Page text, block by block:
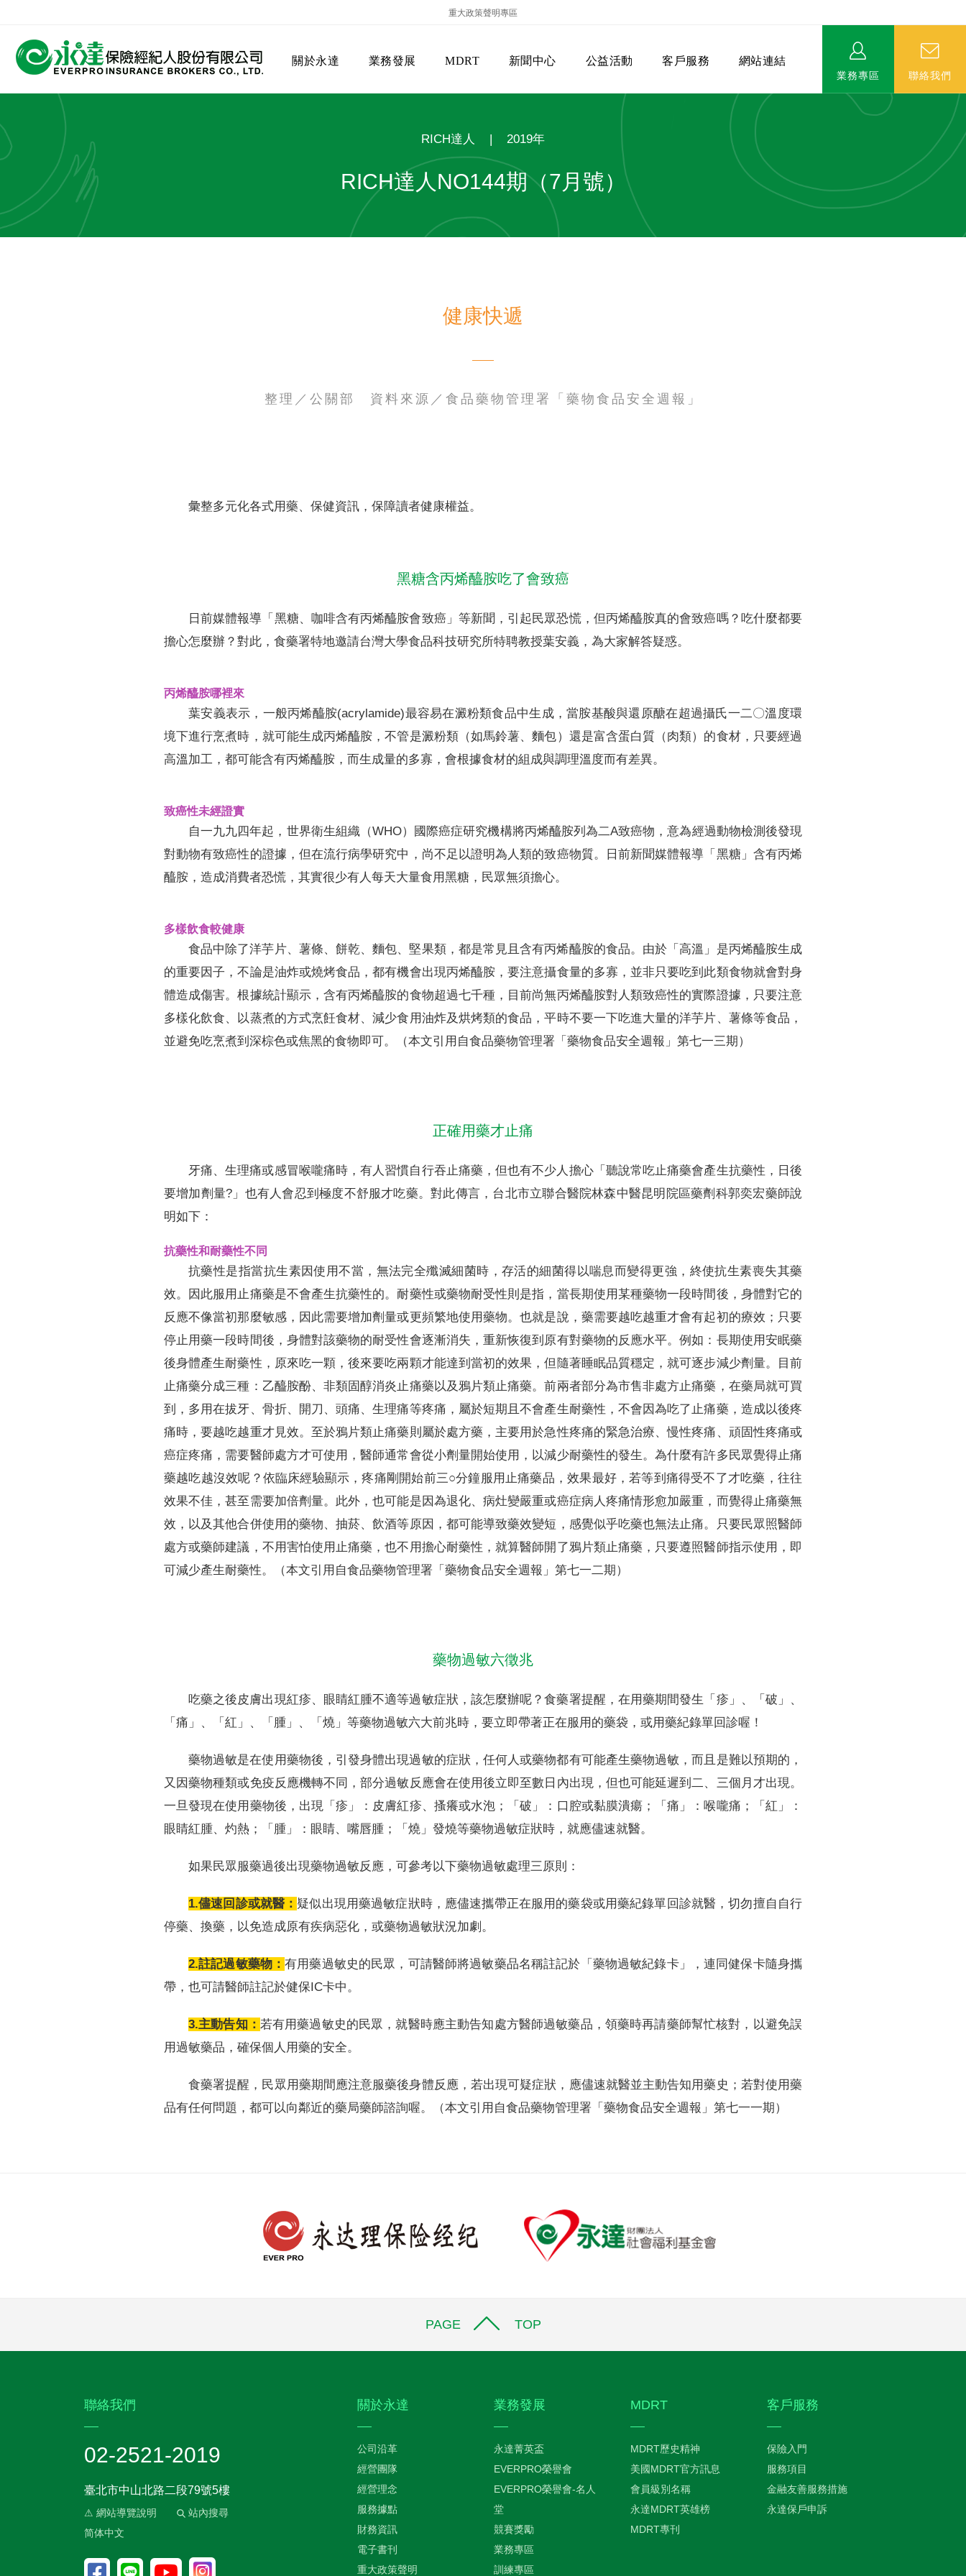
重大政策聲明專區
關於永達
電子書刊 重大政策聲明
業務發展
業務專區 訓練專區
MDRT 新聞中心 公益活動 客戶服務
永達保戶申訴
網站連結
業務專區 聯絡我們
RICH達人 | 2019年
RICH達人NO144期（7月號）
健康快遞
整理／公關部 資料來源／食品藥物管理署「藥物食品安全週報」
彙整多元化各式用藥、保健資訊，保障讀者健康權益。
黑糖含丙烯醯胺吃了會致癌
日前媒體報導「黑糖、咖啡含有丙烯醯胺會致癌」等新聞，引起民眾恐慌，但丙烯醯胺真的會致癌嗎？吃什麼都要
擔心怎麼辦？對此，食藥署特地邀請台灣大學食品科技研究所特聘教授葉安義，為大家解答疑惑。
丙烯醯胺哪裡來
葉安義表示，一般丙烯醯胺(acrylamide)最容易在澱粉類食品中生成，當胺基酸與還原醣在超過攝氏一二〇溫度環
境下進行烹煮時，就可能生成丙烯醯胺，不管是澱粉類（如馬鈴薯、麵包）還是富含蛋白質（肉類）的食材，只要經過
高溫加工，都可能含有丙烯醯胺，而生成量的多寡，會根據食材的組成與調理溫度而有差異。
致癌性未經證實
自一九九四年起，世界衛生組織（WHO）國際癌症研究機構將丙烯醯胺列為二A致癌物，意為經過動物檢測後發現
對動物有致癌性的證據，但在流行病學研究中，尚不足以證明為人類的致癌物質。日前新聞媒體報導「黑糖」含有丙烯
醯胺，造成消費者恐慌，其實很少有人每天大量食用黑糖，民眾無須擔心。
多樣飲食較健康
食品中除了洋芋片、薯條、餅乾、麵包、堅果類，都是常見且含有丙烯醯胺的食品。由於「高溫」是丙烯醯胺生成
的重要因子，不論是油炸或燒烤食品，都有機會出現丙烯醯胺，要注意攝食量的多寡，並非只要吃到此類食物就會對身
體造成傷害。根據統計顯示，含有丙烯醯胺的食物超過七千種，目前尚無丙烯醯胺對人類致癌性的實際證據，只要注意
多樣化飲食、以蒸煮的方式烹飪食材、減少食用油炸及烘烤類的食品，平時不要一下吃進大量的洋芋片、薯條等食品，
並避免吃烹煮到深棕色或焦黑的食物即可。（本文引用自食品藥物管理署「藥物食品安全週報」第七一三期）
正確用藥才止痛
牙痛、生理痛或感冒喉嚨痛時，有人習慣自行吞止痛藥，但也有不少人擔心「聽說常吃止痛藥會產生抗藥性，日後
要增加劑量?」也有人會忍到極度不舒服才吃藥。對此傳言，台北市立聯合醫院林森中醫昆明院區藥劑科郭奕宏藥師說
明如下：
抗藥性和耐藥性不同
抗藥性是指當抗生素因使用不當，無法完全殲滅細菌時，存活的細菌得以喘息而變得更強，終使抗生素喪失其藥
效。因此服用止痛藥是不會產生抗藥性的。耐藥性或藥物耐受性則是指，當長期使用某種藥物一段時間後，身體對它的
反應不像當初那麼敏感，因此需要增加劑量或更頻繁地使用藥物。也就是說，藥需要越吃越重才會有起初的療效；只要
停止用藥一段時間後，身體對該藥物的耐受性會逐漸消失，重新恢復到原有對藥物的反應水平。例如：長期使用安眠藥
後身體產生耐藥性，原來吃一顆，後來要吃兩顆才能達到當初的效果，但隨著睡眠品質穩定，就可逐步減少劑量。目前
止痛藥分成三種：乙醯胺酚、非類固醇消炎止痛藥以及鴉片類止痛藥。前兩者部分為市售非處方止痛藥，在藥局就可買
到，多用在拔牙、骨折、開刀、頭痛、生理痛等疼痛，屬於短期且不會產生耐藥性，不會因為吃了止痛藥，造成以後疼
痛時，要越吃越重才見效。至於鴉片類止痛藥則屬於處方藥，主要用於急性疼痛的緊急治療、慢性疼痛、頑固性疼痛或
癌症疼痛，需要醫師處方才可使用，醫師通常會從小劑量開始使用，以減少耐藥性的發生。為什麼有許多民眾覺得止痛
藥越吃越沒效呢？依臨床經驗顯示，疼痛剛開始前三○分鐘服用止痛藥品，效果最好，若等到痛得受不了才吃藥，往往
效果不佳，甚至需要加倍劑量。此外，也可能是因為退化、病灶變嚴重或癌症病人疼痛情形愈加嚴重，而覺得止痛藥無
效，以及其他合併使用的藥物、抽菸、飲酒等原因，都可能導致藥效變短，感覺似乎吃藥也無法止痛。只要民眾照醫師
處方或藥師建議，不用害怕使用止痛藥，也不用擔心耐藥性，就算醫師開了鴉片類止痛藥，只要遵照醫師指示使用，即
可減少產生耐藥性。（本文引用自食品藥物管理署「藥物食品安全週報」第七一二期）
藥物過敏六徵兆
吃藥之後皮膚出現紅疹、眼睛紅腫不適等過敏症狀，該怎麼辦呢？食藥署提醒，在用藥期間發生「疹」、「破」、
「痛」、「紅」、「腫」、「燒」等藥物過敏六大前兆時，要立即帶著正在服用的藥袋，或用藥紀錄單回診喔！
藥物過敏是在使用藥物後，引發身體出現過敏的症狀，任何人或藥物都有可能產生藥物過敏，而且是難以預期的，
又因藥物種類或免疫反應機轉不同，部分過敏反應會在使用後立即至數日內出現，但也可能延遲到二、三個月才出現。
一旦發現在使用藥物後，出現「疹」：皮膚紅疹、搔癢或水泡；「破」：口腔或黏膜潰瘍；「痛」：喉嚨痛；「紅」：
眼睛紅腫、灼熱；「腫」：眼睛、嘴唇腫；「燒」發燒等藥物過敏症狀時，就應儘速就醫。
如果民眾服藥過後出現藥物過敏反應，可參考以下藥物過敏處理三原則：
1.儘速回診或就醫： 疑似出現用藥過敏症狀時，應儘速攜帶正在服用的藥袋或用藥紀錄單回診就醫，切勿擅自自行
停藥、換藥，以免造成原有疾病惡化，或藥物過敏狀況加劇。
2.註記過敏藥物：有用藥過敏史的民眾，可請醫師將過敏藥品名稱註記於「藥物過敏紀錄卡」，連同健保卡隨身攜
帶，也可請醫師註記於健保IC卡中。
3.主動告知： 若有用藥過敏史的民眾，就醫時應主動告知處方醫師過敏藥品，領藥時再請藥師幫忙核對，以避免誤
用過敏藥品，確保個人用藥的安全。
食藥署提醒，民眾用藥期間應注意服藥後身體反應，若出現可疑症狀，應儘速就醫並主動告知用藥史；若對使用藥
品有任何問題，都可以向鄰近的藥局藥師諮詢喔。（本文引用自食品藥物管理署「藥物食品安全週報」第七一一期）
PAGE TOP
聯絡我們
02-2521-2019
臺北市中山北路二段79號5樓
⚠ 網站導覽說明
站內搜尋
简体中文
關於永達
公司沿革
經營團隊
經營理念
服務據點
財務資訊
電子書刊
重大政策聲明
業務發展
永達菁英盃
EVERPRO榮譽會
EVERPRO榮譽會-名人
堂
競賽獎勵
業務專區
訓練專區
MDRT
MDRT歷史精神
美國MDRT官方訊息
會員級別名稱
永達MDRT英雄榜
MDRT專刊
客戶服務
保險入門
服務項目
金融友善服務措施
永達保戶申訴